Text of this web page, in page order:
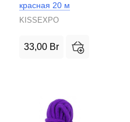
красная 20 м
KISSEXPO
33,00 Br